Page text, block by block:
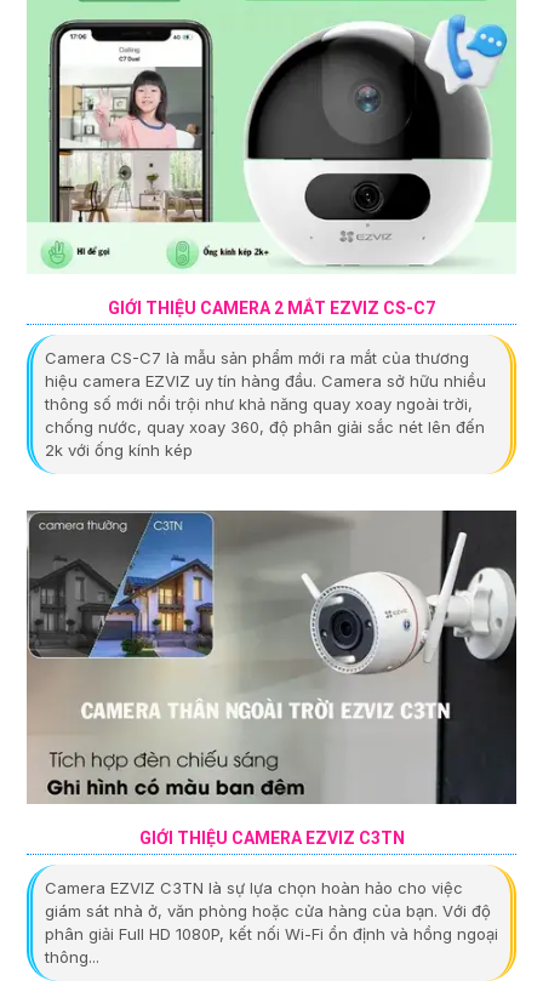
GIỚI THIỆU CAMERA 2 MẮT EZVIZ CS-C7
Camera CS-C7 là mẫu sản phẩm mới ra mắt của thương
hiệu camera EZVIZ uy tín hàng đầu. Camera sở hữu nhiều
thông số mới nổi trội như khả năng quay xoay ngoài trời,
chống nước, quay xoay 360, độ phân giải sắc nét lên đến
2k với ống kính kép
GIỚI THIỆU CAMERA EZVIZ C3TN
Camera EZVIZ C3TN là sự lựa chọn hoàn hảo cho việc
giám sát nhà ở, văn phòng hoặc cửa hàng của bạn. Với độ
phân giải Full HD 1080P, kết nối Wi-Fi ổn định và hồng ngoại
thông...